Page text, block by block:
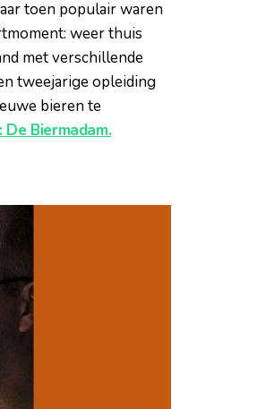
toen populair waren
weer thuis
met verschillende
tweejarige opleiding
bieren te
Biermadam.